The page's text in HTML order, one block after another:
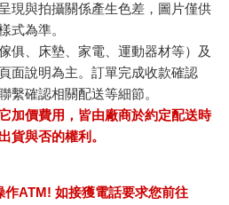
現與拍攝關係產生色差，圖片僅供
式為準。
俱、床墊、家電、運動器材等）及
面說明為主。訂單完成收款確認
繫確認相關配送等細節。
加價費用，皆由廠商於約定配送時
貨與否的權利。
ATM! 如接獲電話要求您前往